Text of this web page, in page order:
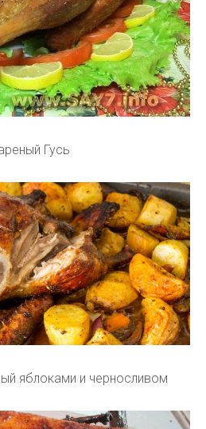
Гусь
яблоками и черносливом